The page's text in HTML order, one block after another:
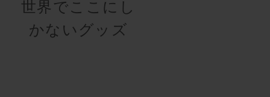
世界でここにし
かないグッズ